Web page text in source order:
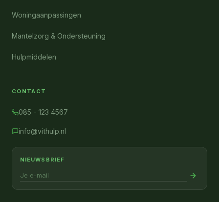
Woningaanpassingen
Mantelzorg & Ondersteuning
Hulpmiddelen
CONTACT
085 - 123 4567
info@vithulp.nl
NIEUWSBRIEF